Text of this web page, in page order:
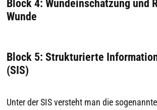
Wunde
Block 5: Strukturierte
(SIS)
Unter der SIS versteht man die sogenannte